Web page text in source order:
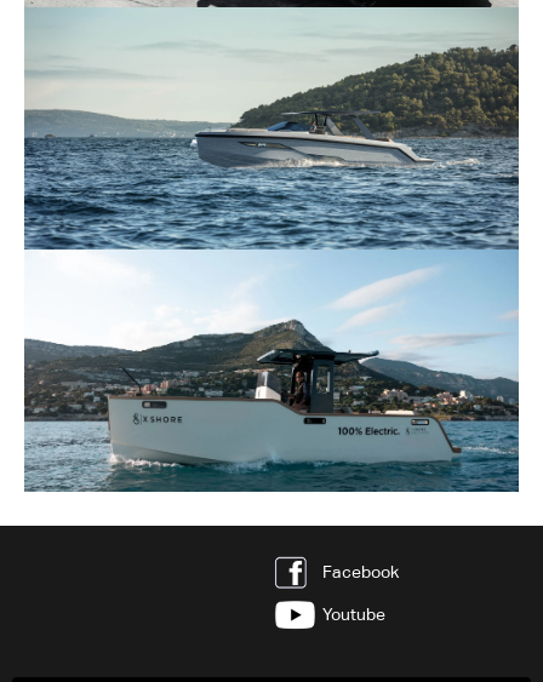
Facebook
Youtube